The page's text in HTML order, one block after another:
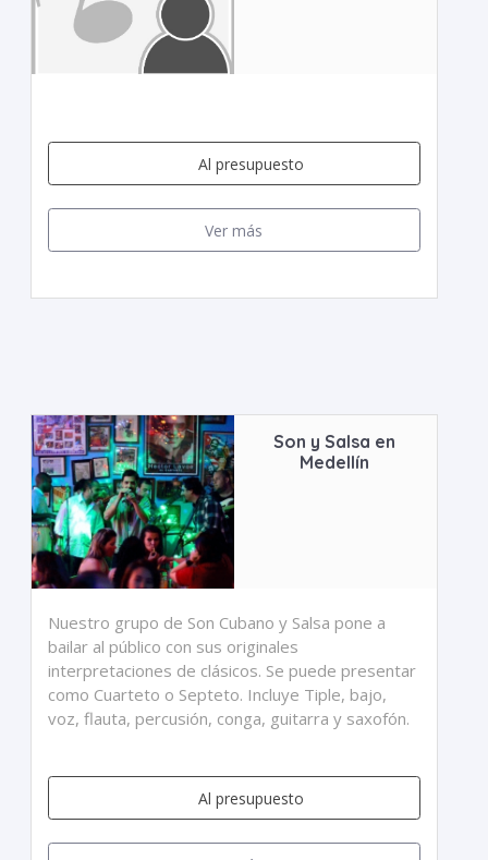
Al presupuesto
Ver más
Son y Salsa en
Medellín
Nuestro grupo de Son Cubano y Salsa pone a
bailar al público con sus originales
interpretaciones de clásicos. Se puede presentar
como Cuarteto o Septeto. Incluye Tiple, bajo,
voz, flauta, percusión, conga, guitarra y saxofón.
Al presupuesto